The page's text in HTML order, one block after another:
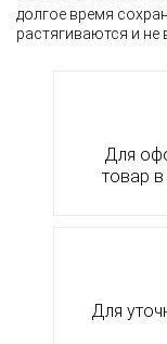
долгое время
растягиваются и не
Для
товар
Для